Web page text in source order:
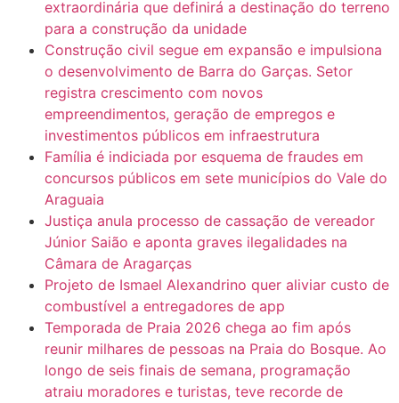
extraordinária que definirá a destinação do terreno
para a construção da unidade
Construção civil segue em expansão e impulsiona
o desenvolvimento de Barra do Garças. Setor
registra crescimento com novos
empreendimentos, geração de empregos e
investimentos públicos em infraestrutura
Família é indiciada por esquema de fraudes em
concursos públicos em sete municípios do Vale do
Araguaia
Justiça anula processo de cassação de vereador
Júnior Saião e aponta graves ilegalidades na
Câmara de Aragarças
Projeto de Ismael Alexandrino quer aliviar custo de
combustível a entregadores de app
Temporada de Praia 2026 chega ao fim após
reunir milhares de pessoas na Praia do Bosque. Ao
longo de seis finais de semana, programação
atraiu moradores e turistas, teve recorde de